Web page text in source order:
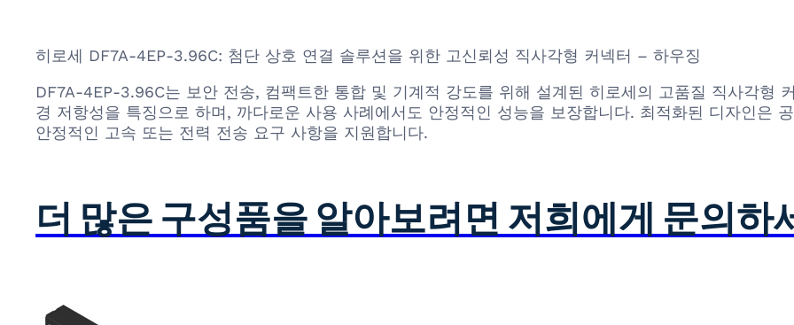
히로세 DF7A-4EP-3.96C: 첨단 상호 연결 솔루션을 위한 고신뢰성 직사각형 커넥터 – 하우징
DF7A-4EP-3.96C는 보안 전송, 컴팩트한 통합 및 기계적 강도를 위해 설계된 히로세의 고품질 직사각형
경 저항성을 특징으로 하며, 까다로운 사용 사례에서도 안정적인 성능을 보장합니다. 최적화된 디자인은
안정적인 고속 또는 전력 전송 요구 사항을 지원합니다.
더 많은 구성품을 알아보려면 저희에게 문의하